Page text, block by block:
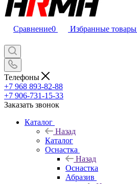
Сравнение0 Избранные товары
Телефоны
+7 968 893-82-88
+7 906-731-15-33
Заказать звонок
Каталог
Назад
Каталог
Оснастка
Назад
Оснастка
Абразив